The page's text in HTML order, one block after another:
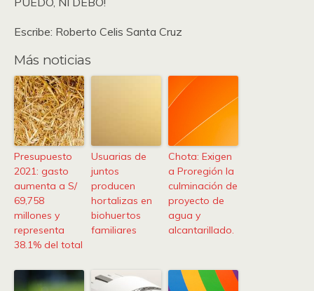
Escribe: Roberto Celis Santa Cruz
Más noticias
Presupuesto
2021: gasto
aumenta a S/
69,758
millones y
representa
38.1% del total
Usuarias de
juntos
producen
hortalizas en
biohuertos
familiares
Chota: Exigen
a Proregión la
culminación de
proyecto de
agua y
alcantarillado.